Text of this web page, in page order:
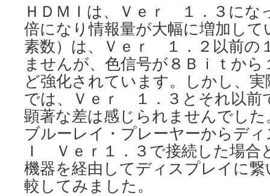
ＨＤＭＩは、Ｖｅｒ １．３にな
倍になり情報量が大幅に増加して
素数）は、Ｖｅｒ １．２以前の
ませんが、色信号が８Ｂｉｔか
ど強化されています。しかし、
では、Ｖｅｒ １．３とそれ以前
顕著な差は感じられませんでした
ブルーレイ・プレーヤーからデ
Ｉ Ｖｅｒ１．３で接続した場合
機器を経由してディスプレイに
較してみました。